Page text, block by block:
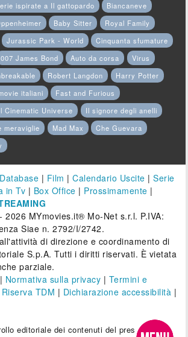
ispirate a Il gattopardo
Biancaneve
Baby Sitter
Royal Family
Jurassic Park - World
Cinquanta sfumature
007 James Bond Auto da corsa
Virus
Robert Langdon
Harry Potter
italiani
Fast and Furious
Cinematic Universe
Il signore degli anelli
meraviglie
Mad Max
Che Guevara
Database | Film |Calendario Uscite |Serie
in Tv | Box Office | Prossimamente |
MYmovies.it® Mo-Net s.r.l. P.IVA:
Siae n. 2792/I/2742.
di direzione e coordinamento di
S.p.A. Tutti i diritti riservati. È vietata
parziale.
| Normativa sulla privacy | Termini e
Riserva TDM | Dichiarazione accessibilità |
editoriale dei contenuti del presente sito